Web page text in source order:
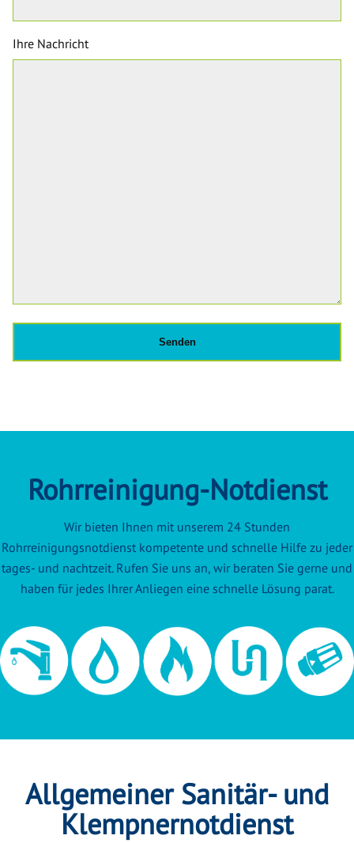
Ihre Nachricht
Rohrreinigung-Notdienst
Wir bieten Ihnen mit unserem 24 Stunden
Rohrreinigungsnotdienst kompetente und schnelle Hilfe zu jeder
tages- und nachtzeit. Rufen Sie uns an, wir beraten Sie gerne und
haben für jedes Ihrer Anliegen eine schnelle Lösung parat.
Allgemeiner Sanitär- und
Klempnernotdienst